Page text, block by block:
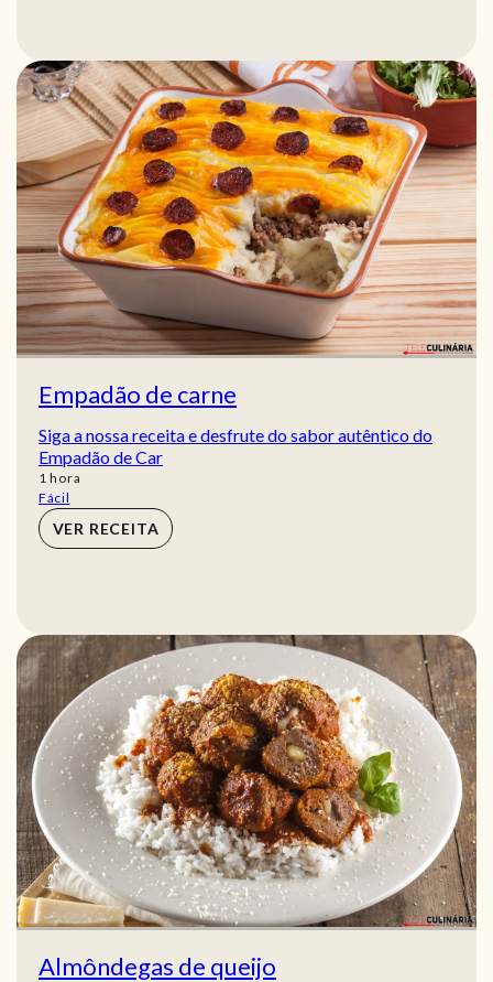
Empadão de carne
Siga a nossa receita e desfrute do sabor autêntico do
Empadão de Car
1 hora
hora
Fácil
VER RECEITA
Almôndegas de queijo